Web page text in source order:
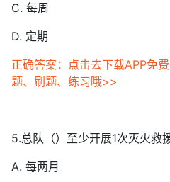
C. 每周
D. 定期
正确答案：点击去下载APP免
题、刷题、练习哦>>
5.总队（）至少开展1次灭火救
A. 每两月